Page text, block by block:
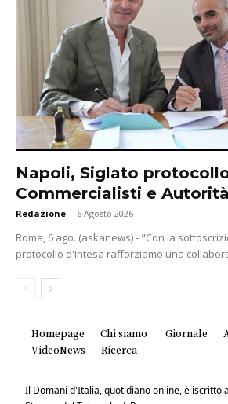
Napoli, Siglato
Commercialisti e
Redazione - 6 Agosto 2026
Roma, 6 ago. (askanews) - "Con la
protocollo d'intesa rafforziamo una
Homepage Chi siamo Giornale
VideoNews
Ricerca
Il Domani d'Italia, quotidiano online, è iscritto